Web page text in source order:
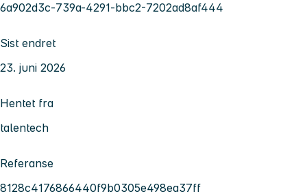
6a902d3c-739a-4291-bbc2-7202ad8af444
Sist endret
23. juni 2026
Hentet fra
talentech
Referanse
8128c4176866440f9b0305e498ea37ff